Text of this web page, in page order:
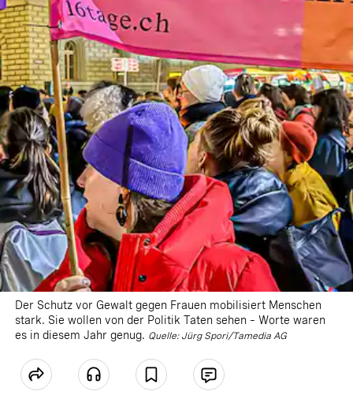
Der Schutz vor Gewalt gegen Frauen mobilisiert Menschen
stark. Sie wollen von der Politik Taten sehen – Worte waren
es in diesem Jahr genug. Quelle: Jürg Spori/Tamedia AG